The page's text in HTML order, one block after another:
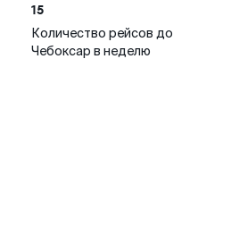
15
Количество рейсов до
Чебоксар в неделю